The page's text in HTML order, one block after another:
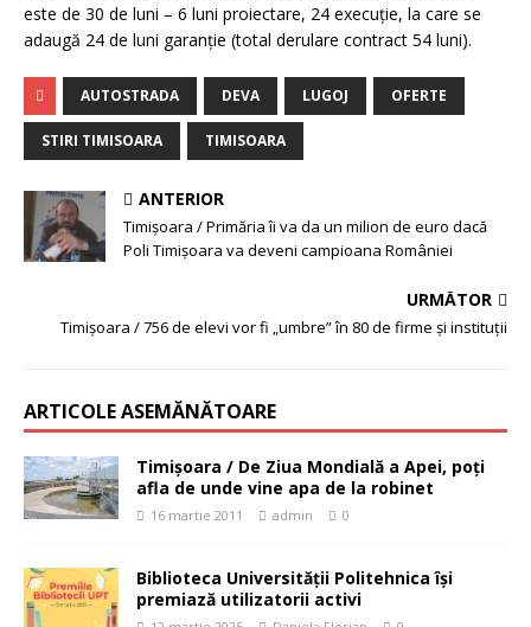
este de 30 de luni – 6 luni proiectare, 24 execuţie, la care se
adaugă 24 de luni garanţie (total derulare contract 54 luni).
AUTOSTRADA DEVA LUGOJ OFERTE
STIRI TIMISOARA TIMISOARA
ANTERIOR
Timișoara / Primăria îi va da un milion de euro dacă
Poli Timișoara va deveni campioana României
URMĂTOR
Timişoara / 756 de elevi vor fi „umbre” în 80 de firme şi instituţii
ARTICOLE ASEMĂNĂTOARE
Timişoara / De Ziua Mondială a Apei, poţi
afla de unde vine apa de la robinet
16 martie 2011 admin 0
Biblioteca Universității Politehnica își
premiază utilizatorii activi